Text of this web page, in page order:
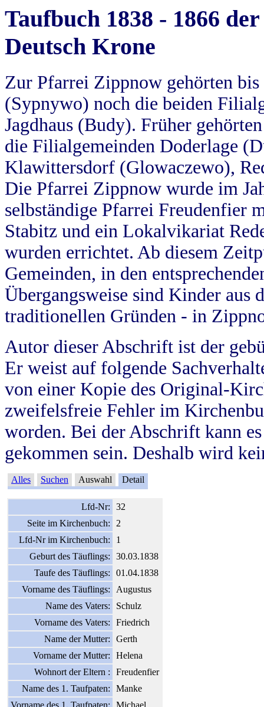
Taufbuch 1838 - 1866
Deutsch Krone
Zur Pfarrei Zippnow gehörten
(Sypnywo) noch die beiden
Jagdhaus (Budy). Früher
die Filialgemeinden Doderlage
Klawittersdorf (Glowaczewo),
Die Pfarrei Zippnow wurde im
selbständige Pfarrei Freudenfier
Stabitz und ein Lokalvikariat
wurden errichtet. Ab diesem
Gemeinden, in den
Übergangsweise sind Kinder aus
traditionellen Gründen - in
Autor dieser Abschrift ist der
Er weist auf folgende
von einer Kopie des Original-
zweifelsfreie Fehler im
worden. Bei der Abschrift kann
gekommen sein. Deshalb wird
Alles Suchen Auswahl Detail
Lfd-Nr:
32
Seite im Kirchenbuch:
2
Lfd-Nr im Kirchenbuch:
1
Geburt des Täuflings:
30.03.1838
Taufe des Täuflings:
01.04.1838
Vorname des Täuflings:
Augustus
Name des Vaters:
Schulz
Vorname des Vaters:
Friedrich
Name der Mutter:
Gerth
Vorname der Mutter:
Helena
Wohnort der Eltern :
Freudenfier
Name des 1. Taufpaten:
Manke
Vorname des 1. Taufpaten:
Michael